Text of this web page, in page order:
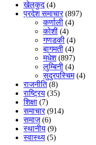
खेलकुद(4)
प्रदेश समाचार(897)
कर्णाली (4)
कोशी (4)
गणडकी (4)
बागमती (4)
मधेश(897)
लुम्बिनी (4)
सुदुरपस्चिम(4)
राजनीति(8)
राष्ट्रिय (35)
शिक्षा (7)
समाचार(914)
समाज(6)
स्थानीय (9)
स्वास्थ्य (5)